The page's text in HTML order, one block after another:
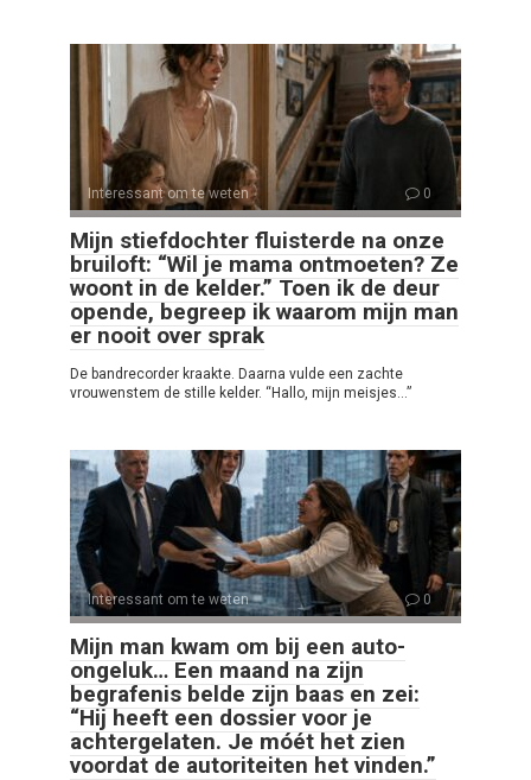
Interessant om te weten 0
Mijn stiefdochter fluisterde na onze
bruiloft: “Wil je mama ontmoeten? Ze
woont in de kelder.” Toen ik de deur
opende, begreep ik waarom mijn man
er nooit over sprak
De bandrecorder kraakte. Daarna vulde een zachte
vrouwenstem de stille kelder. “Hallo, mijn meisjes…”
Interessant om te weten 0
Mijn man kwam om bij een auto-
ongeluk… Een maand na zijn
begrafenis belde zijn baas en zei:
“Hij heeft een dossier voor je
achtergelaten. Je móét het zien
voordat de autoriteiten het vinden.”